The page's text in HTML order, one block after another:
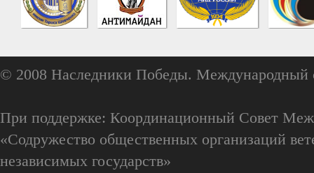
© 2008 Наследники Победы. Международный
При поддержке: Координационный Совет
«Содружество общественных организаций
независимых государств»